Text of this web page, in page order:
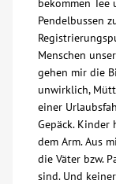
bekommen
Pendelbussen
Menschen
gehen mir die
unwirklich,
einer
Gepäck. Kinder
dem Arm. Aus
die Väter bzw.
sind. Und